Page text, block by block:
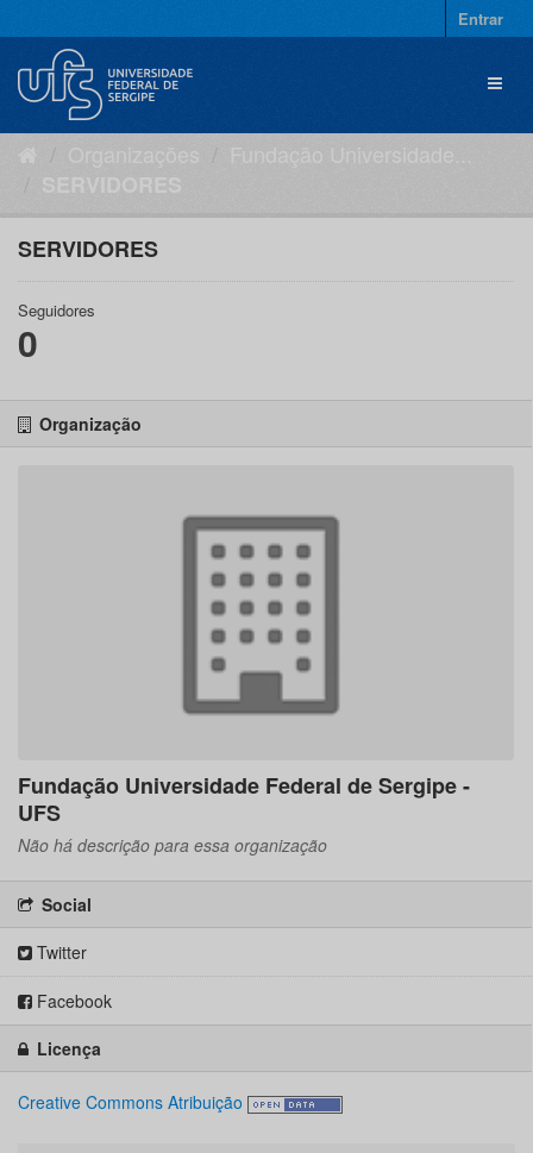
para
conteúdo
Entrar
SERVIDORES
Seguidores
0
Organização
Fundação Universidade Federal de Sergipe -
UFS
Não há descrição para essa organização
Social
Twitter
Facebook
Licença
Creative Commons Atribuição